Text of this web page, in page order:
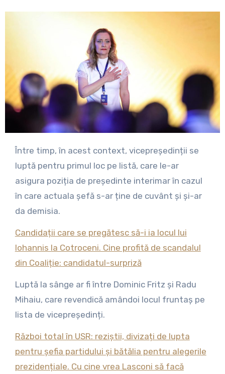
Între timp, în acest context, vicepreședinții se
luptă pentru primul loc pe listă, care le-ar
asigura poziția de președinte interimar în cazul
în care actuala șefă s-ar ține de cuvânt și și-ar
da demisia.
Candidații care se pregătesc să-i ia locul lui
Iohannis la Cotroceni. Cine profită de scandalul
din Coaliție: candidatul-surpriză
Luptă la sânge ar fi între Dominic Fritz și Radu
Mihaiu, care revendică amândoi locul fruntaș pe
lista de vicepreședinți.
Război total în USR: reziștii, divizați de lupta
pentru șefia partidului și bătălia pentru alegerile
prezidențiale. Cu cine vrea Lasconi să facă